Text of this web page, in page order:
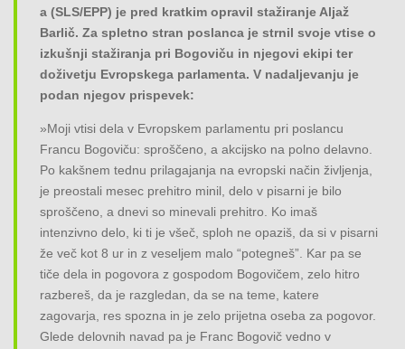
a (SLS/EPP) je pred kratkim opravil stažiranje Aljaž
Barlič. Za spletno stran poslanca je strnil svoje vtise o
izkušnji stažiranja pri Bogoviču in njegovi ekipi ter
doživetju Evropskega parlamenta. V nadaljevanju je
podan njegov prispevek:
»Moji vtisi dela v Evropskem parlamentu pri poslancu
Francu Bogoviču: sproščeno, a akcijsko na polno delavno.
Po kakšnem tednu prilagajanja na evropski način življenja,
je preostali mesec prehitro minil, delo v pisarni je bilo
sproščeno, a dnevi so minevali prehitro. Ko imaš
intenzivno delo, ki ti je všeč, sploh ne opaziš, da si v pisarni
že več kot 8 ur in z veseljem malo “potegneš”. Kar pa se
tiče dela in pogovora z gospodom Bogovičem, zelo hitro
razbereš, da je razgledan, da se na teme, katere
zagovarja, res spozna in je zelo prijetna oseba za pogovor.
Glede delovnih navad pa je Franc Bogovič vedno v